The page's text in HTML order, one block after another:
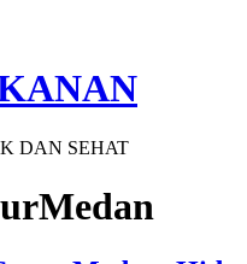
DAN SEHAT